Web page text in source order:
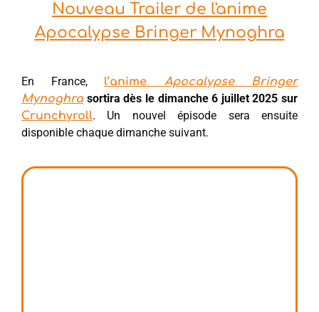
Nouveau Trailer de l'anime
Apocalypse Bringer Mynoghra
En France, l’anime Apocalypse Bringer
Mynoghra sortira dès le dimanche 6 juillet 2025 sur
Crunchyroll. Un nouvel épisode sera ensuite
disponible chaque dimanche suivant.